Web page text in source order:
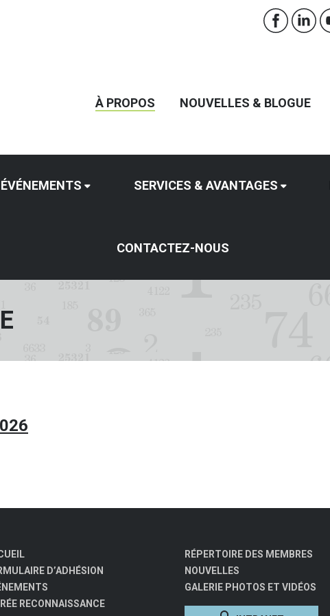
À PROPOS NOUVELLES & BLOGUE
ÉVÉNEMENTS SERVICES & AVANTAGES
CONTACTEZ-NOUS
D’ADHÉSION
RECONNAISSANCE
RÉPERTOIRE DES MEMBRES
NOUVELLES
GALERIE PHOTOS ET VIDÉOS